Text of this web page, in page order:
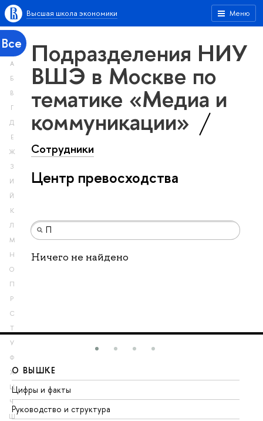
Меню
Высшая школа экономики
Все
А
Б
В
Г
Д
Е
Ж
З
И
Й
К
Л
М
Н
О
П
Р
С
Т
У
Ф
Х
Ц
Ч
Ш
Подразделения НИУ
ВШЭ в Москве по
тематике «Медиа и
коммуникации»
Сотрудники
Центр превосходства
Ничего не найдено
О ВЫШКЕ
Цифры и факты
Руководство и структура